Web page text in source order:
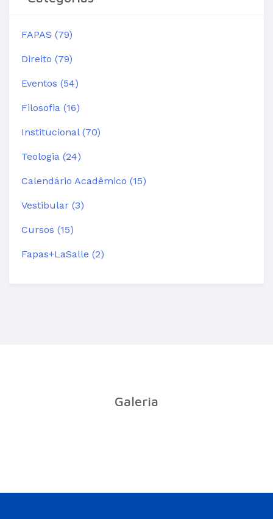
FAPAS (79)
Direito (79)
Eventos (54)
Filosofia (16)
Institucional (70)
Teologia (24)
Calendário Acadêmico (15)
Vestibular (3)
Cursos (15)
Fapas+LaSalle (2)
Galeria